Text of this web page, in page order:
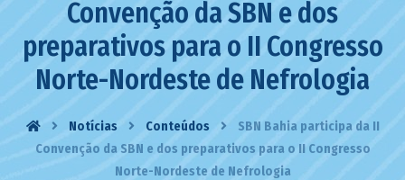
Convenção da SBN e dos
preparativos para o II Congresso
Norte-Nordeste de Nefrologia
Notícias Conteúdos
SBN Bahia participa da II
Convenção da SBN e dos preparativos para o II Congresso
Norte-Nordeste de Nefrologia